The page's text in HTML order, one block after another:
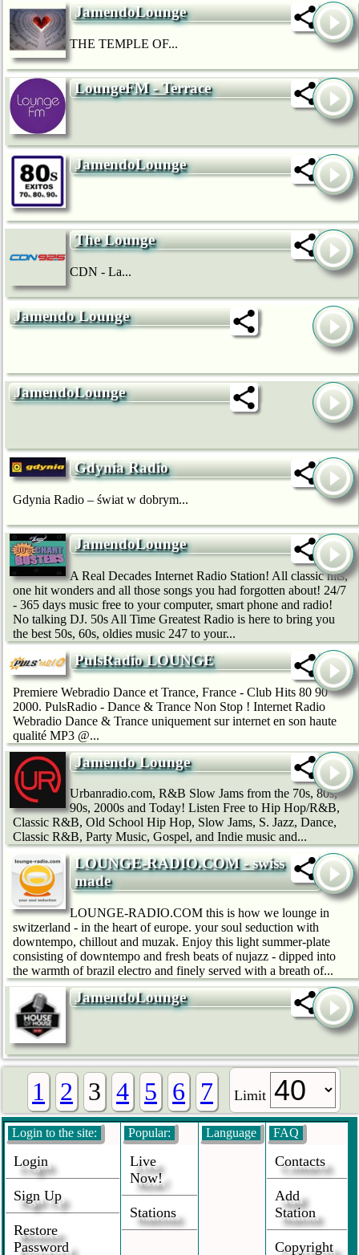
JamendoLounge
THE TEMPLE OF...
LoungeFM - Terrace
JamendoLounge
The Lounge
CDN - La...
Jamendo Lounge
JamendoLounge
Gdynia Radio
Gdynia Radio – świat w dobrym...
JamendoLounge
A Real Decades Internet Radio Station! All classic hits,
one hit wonders and all those songs you had forgotten about! 24/7
- 365 days music free to your computer, smart phone and radio!
No talking DJ. 50s All Time Greatest Radio is here to bring you
the best 50s, 60s, oldies music 247 to your...
PulsRadio LOUNGE
Premiere Webradio Dance et Trance, France - Club Hits 80 90
2000. PulsRadio - Dance & Trance Non Stop ! Internet Radio
Webradio Dance & Trance uniquement sur internet en son haute
qualité MP3 @...
Jamendo Lounge
Urbanradio.com, R&B Slow Jams from the 70s, 80s,
90s, 2000s and Today! Listen Free to Hip Hop/R&B,
Classic R&B, Old School Hip Hop, Slow Jams, S. Jazz, Dance,
Classic R&B, Party Music, Gospel, and Indie music and...
LOUNGE-RADIO.COM - swiss
made
LOUNGE-RADIO.COM this is how we lounge in
switzerland - in the heart of europe. your soul seduction with
downtempo, chillout and muzak. Enjoy this light summer-plate
consisting of downtempo and fresh beats of nujazz - dipped into
the warmth of brazil electro and finely served with a breath of...
JamendoLounge
1 2 3 4 5 6 7 Limit
Login to the site:
Login
Sign Up
Restore
Password
Popular:
Live
Now!
Stations
Language FAQ
Contacts
Add
Station
Copyright